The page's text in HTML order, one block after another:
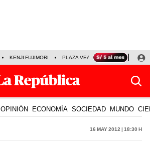
KENJI FUJIMORI PLAZA VEA FERIADOS
OPINIÓN ECONOMÍA SOCIEDAD MUNDO
16 May 2012 | 18:30 h